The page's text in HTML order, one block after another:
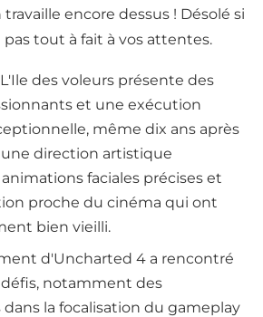
travaille encore dessus ! Désolé si
tout à fait à vos attentes.
des voleurs présente des
et une exécution
même dix ans après
une direction artistique
faciales précises et
proche du cinéma qui ont
bien vieilli.
d'Uncharted 4 a rencontré
notamment des
la focalisation du gameplay